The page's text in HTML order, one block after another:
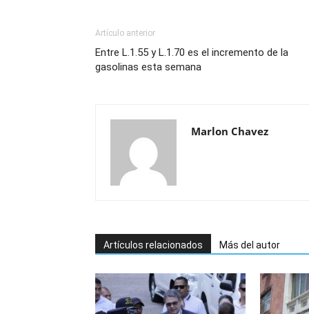
Artículo anterior
Entre L.1.55 y L.1.70 es el incremento de la
gasolinas esta semana
Marlon Chavez
Artículos relacionados Más del autor